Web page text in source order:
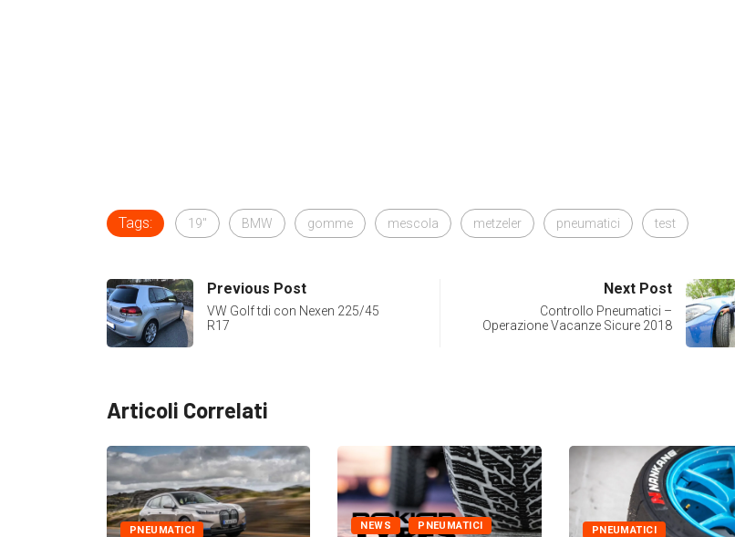
Tags: 19" BMW gomme mescola metzeler pneumatici test
Previous Post
VW Golf tdi con Nexen 225/45
R17
Next Post
Controllo Pneumatici –
Operazione Vacanze Sicure 2018
Articoli Correlati
PNEUMATICI NEWS PNEUMATICI PNEUMATICI